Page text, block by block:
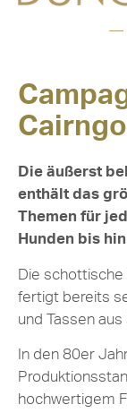
Die äußerst
enthält das
Themen für
Hunden bis
Die schottische
fertigt bereits
und Tassen
In den 80er
hochwertigem